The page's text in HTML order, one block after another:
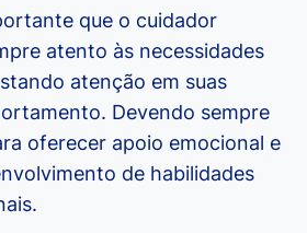
que o cuidador
atento às necessidades
atenção em suas
Devendo sempre
oferecer apoio emocional e
de habilidades